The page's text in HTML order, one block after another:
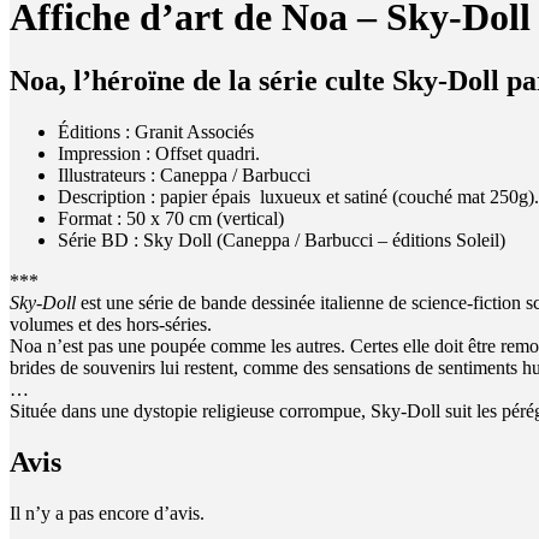
Affiche d’art de Noa – Sky-Doll
Noa, l’héroïne de la série culte Sky-Doll
Éditions : Granit Associés
Impression : Offset quadri.
Illustrateurs : Caneppa / Barbucci
Description : papier épais luxueux et satiné (couché mat 250g).
Format : 50 x 70 cm (vertical)
Série BD : Sky Doll (Caneppa / Barbucci – éditions Soleil)
***
Sky-Doll est une série de bande dessinée italienne de science-fiction
volumes et des hors-séries.
Noa n’est pas une poupée comme les autres. Certes elle doit être
brides de souvenirs lui restent, comme des sensations de sentiments
…
Située dans une dystopie religieuse corrompue, Sky-Doll suit les
Avis
Il n’y a pas encore d’avis.